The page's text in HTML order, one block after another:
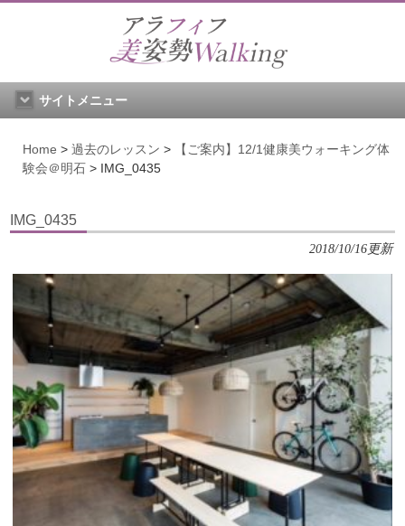
サイトメニュー
Home > 過去のレッスン >
【ご案内】12/1健康美ウォーキング体
験会＠明石 > IMG_0435
IMG_0435
2018/10/16更新